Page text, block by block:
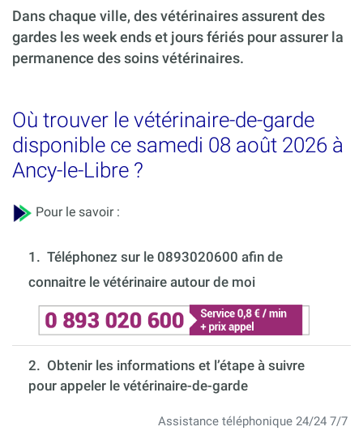
Dans chaque ville, des vétérinaires assurent des
gardes les week ends et jours fériés pour assurer la
permanence des soins vétérinaires.
Où trouver le vétérinaire-de-garde
disponible ce samedi 08 août 2026 à
Ancy-le-Libre ?
Pour le savoir :
1. Téléphonez sur le 0893020600 afin de
connaitre le vétérinaire autour de moi
2. Obtenir les informations et l’étape à suivre
pour appeler le vétérinaire-de-garde
Assistance téléphonique 24/24 7/7